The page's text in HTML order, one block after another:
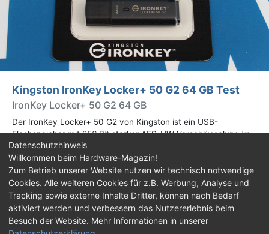
Kingston IronKey Locker+ 50 G2 64 GB Test
IronKey Locker+ 50 G2 64 GB
Der IronKey Locker+ 50 G2 von Kingston ist ein USB-
Flashspeicher mit 256 Bit starker AES-HW-Verschlüsselung im
XTS-Modus. Wir haben das 64-GB-Modell im Praxistest
genauer begutachtet.
Impressum| Kontakt |Jobs |Datenschutz |
Consent‑Einstellungen |Haftungsausschluss
Feed Facebook
Datenschutzhinweis
Willkommen beim Hardware-Magazin!
Zum Betrieb unserer Website nutzen wir technisch notwendige
Cookies. Alle weiteren Cookies für z.B. Werbung, Analyse und
Tracking sowie externe Inhalte Dritter, können nach Bedarf
aktiviert werden und verbessern das Nutzererlebnis beim
Besuch der Website. Mehr Informationen in unserer